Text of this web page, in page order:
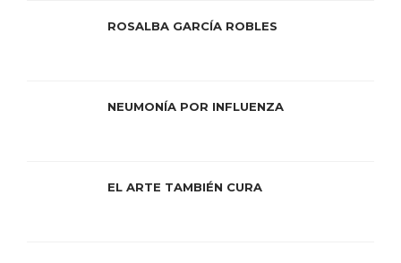
ROSALBA GARCÍA ROBLES
NEUMONÍA POR INFLUENZA
EL ARTE TAMBIÉN CURA